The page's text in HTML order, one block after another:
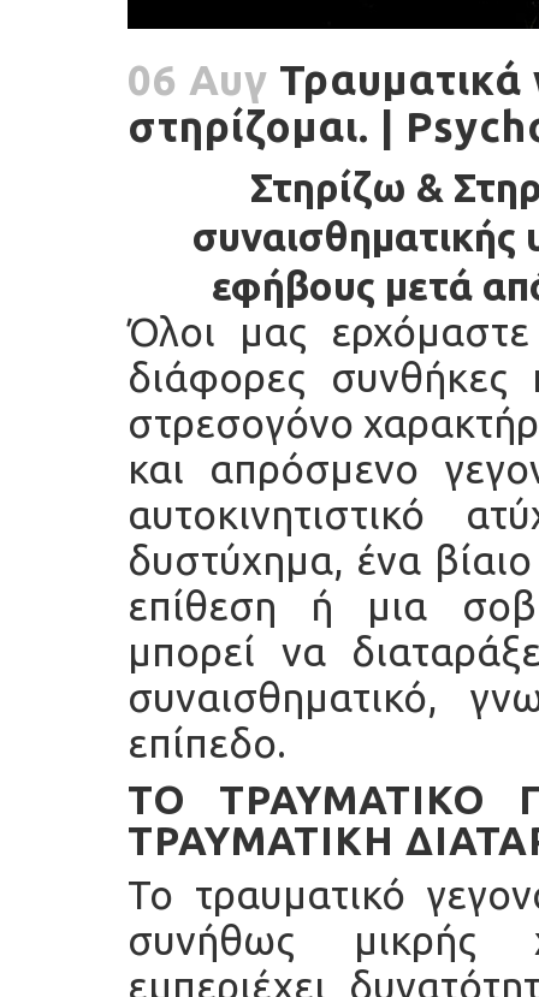
06 Αυγ Τραυματικά
στηρίζομαι. |
Στηρίζω &
συναισθηματικής
εφήβους μετά
Όλοι μας
διάφορες
στρεσογόνο
και απρόσμενο
αυτοκινητιστικό
δυστύχημα, ένα
επίθεση ή μια
μπορεί να
συναισθηματικό,
επίπεδο.
ΤΟ ΤΡΑΥΜΑΤΙΚΌ
ΤΡΑΥΜΑΤΙΚΉ
Το τραυματικό
συνήθως μικρής
εμπεριέχει